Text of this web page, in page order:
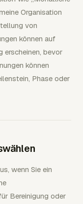
Organisation
von
können auf
erscheinen, bevor
können
Phase oder
wenn Sie ein
Bereinigung oder